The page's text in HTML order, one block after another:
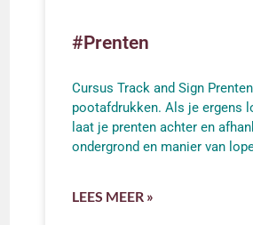
#Prenten
Cursus Track and Sign
pootafdrukken. Als je ergens
laat je prenten achter en
ondergrond en manier van
LEES MEER »